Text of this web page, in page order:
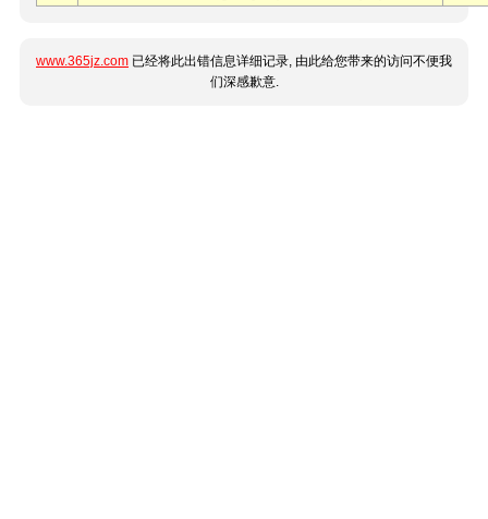
www.365jz.com 已经将此出错信息详细记录, 由此给您带来的访问不便我
们深感歉意.